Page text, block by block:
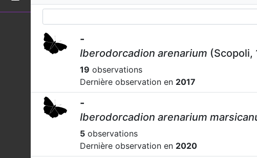
-
Iberodorcadion arenarium (Scopoli,
19 observations
Dernière observation en 2017
-
Iberodorcadion arenarium
5 observations
Dernière observation en 2020